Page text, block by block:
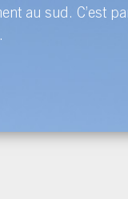
au sud. C’est